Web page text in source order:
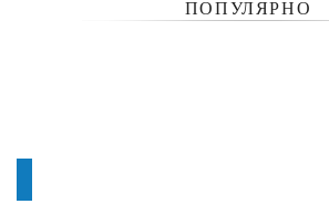
ПОПУЛЯРНО